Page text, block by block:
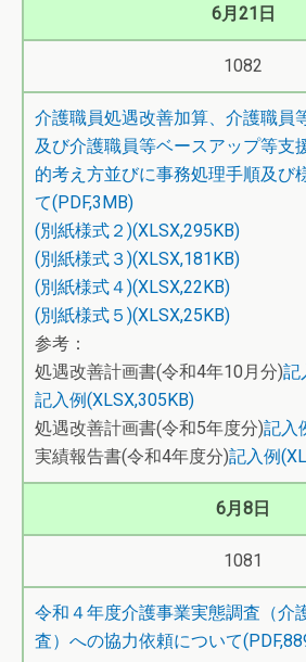
6月21日
1082
介護職員処遇改善加算、介護職員
及び介護職員等ベースアップ等支
的考え方並びに事務処理手順及び
て(PDF,3MB)
(別紙様式２)(XLSX,295KB)
(別紙様式３)(XLSX,181KB)
(別紙様式４)(XLSX,22KB)
(別紙様式５)(XLSX,25KB)
参考：
処遇改善計画書(令和4年10月分)記
記入例(XLSX,305KB)
処遇改善計画書(令和5年度分)記入
実績報告書(令和4年度分)記入例
6月8日
1081
令和４年度介護事業実態調査（介
査）への協力依頼について